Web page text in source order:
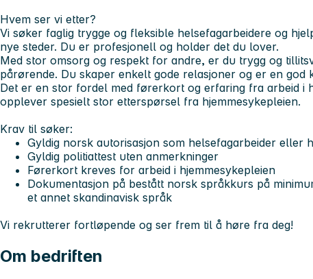
Hvem ser vi etter?
Vi søker faglig trygge og fleksible helsefagarbeidere og
nye steder. Du er profesjonell og holder det du lover.
Med stor omsorg og respekt for andre, er du trygg og
pårørende. Du skaper enkelt gode relasjoner og er en god
Det er en stor fordel med førerkort og erfaring fra arbeid i
opplever spesielt stor etterspørsel fra hjemmesykepleien.
Krav til søker:
Gyldig norsk autorisasjon som helsefagarbeider eller
Gyldig politiattest uten anmerkninger
Førerkort kreves for arbeid i hjemmesykepleien
Dokumentasjon på bestått norsk språkkurs på
et annet skandinavisk språk
Vi rekrutterer fortløpende og ser frem til å høre fra deg!
Om bedriften